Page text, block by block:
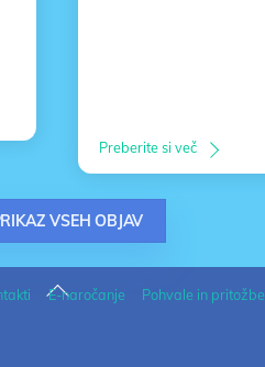
Preberite si več
VSEH OBJAV
Back
E-naročanje Pohvale in pritožbe